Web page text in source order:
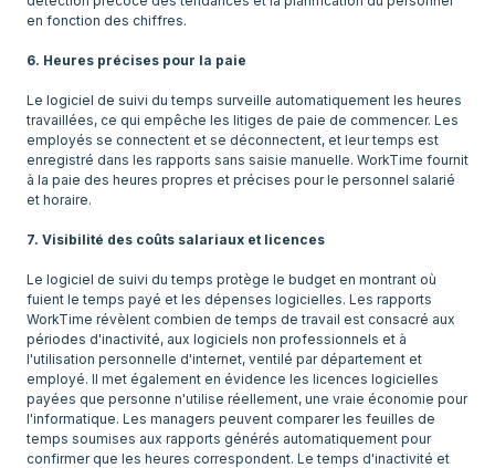
en fonction des chiffres.
6. Heures précises pour la paie
Le logiciel de suivi du temps surveille automatiquement les heures
travaillées, ce qui empêche les litiges de paie de commencer. Les
employés se connectent et se déconnectent, et leur temps est
enregistré dans les rapports sans saisie manuelle. WorkTime fournit
à la paie des heures propres et précises pour le personnel salarié
et horaire.
7. Visibilité des coûts salariaux et licences
Le logiciel de suivi du temps protège le budget en montrant où
fuient le temps payé et les dépenses logicielles. Les rapports
WorkTime révèlent combien de temps de travail est consacré aux
périodes d'inactivité, aux logiciels non professionnels et à
l'utilisation personnelle d'internet, ventilé par département et
employé. Il met également en évidence les licences logicielles
payées que personne n'utilise réellement, une vraie économie pour
l'informatique. Les managers peuvent comparer les feuilles de
temps soumises aux rapports générés automatiquement pour
confirmer que les heures correspondent. Le temps d'inactivité et